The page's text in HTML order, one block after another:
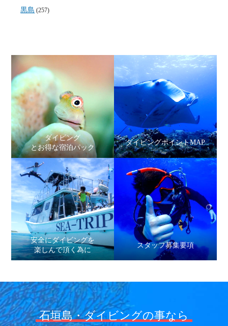
黒島 (257)
ダイビング
とお得な宿泊パック
ダイビングポイントMAP
安全にダイビングを
楽しんで頂く為に
スタッフ募集要項
石垣島・ダイビングの事なら